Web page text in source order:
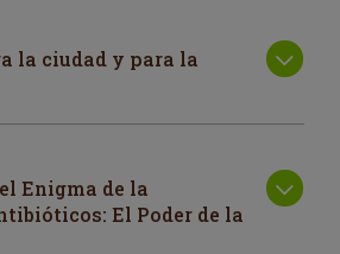
la ciudad y para la
Enigma de la
El Poder de la